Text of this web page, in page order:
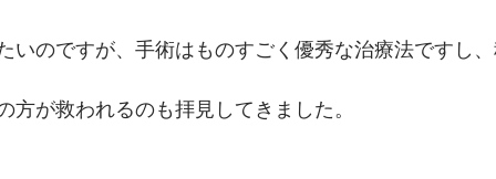
いのですが、手術はものすごく優秀な治療法ですし
方が救われるのも拝見してきました。